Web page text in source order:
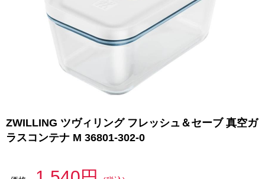
ZWILLING ツヴィリング フレッシュ＆セーブ 真空ガ
ラスコンテナ M 36801-302-0